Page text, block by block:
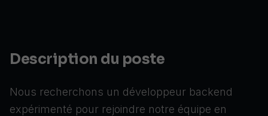
Description du poste
Nous recherchons un développeur backend
expérimenté pour rejoindre notre équipe en